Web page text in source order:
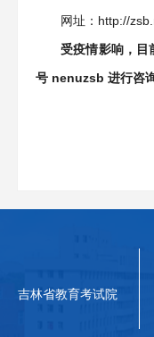
网址：http://
受疫情影响，
号 nenuzsb 进行咨
吉林省教育考试院